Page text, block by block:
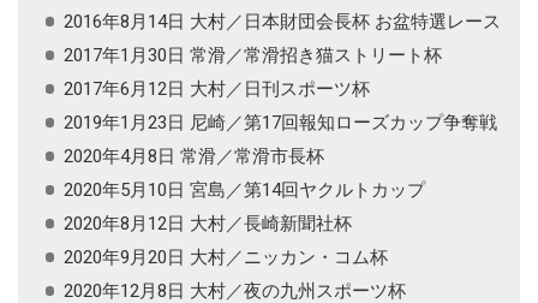
2016年8月14日 大村／日本財団会長杯 お盆特選レース
2017年1月30日 常滑／常滑招き猫ストリート杯
2017年6月12日 大村／日刊スポーツ杯
2019年1月23日 尼崎／第17回報知ローズカップ争奪戦
2020年4月8日 常滑／常滑市長杯
2020年5月10日 宮島／第14回ヤクルトカップ
2020年8月12日 大村／長崎新聞社杯
2020年9月20日 大村／ニッカン・コム杯
2020年12月8日 大村／夜の九州スポーツ杯